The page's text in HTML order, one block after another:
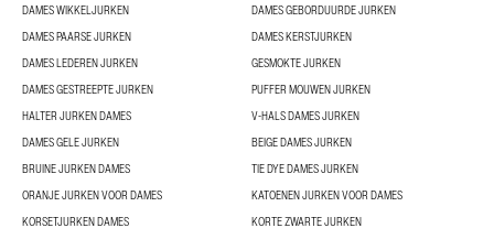
DAMES WIKKELJURKEN
DAMES GEBORDUURDE JURKEN
DAMES PAARSE JURKEN
DAMES KERSTJURKEN
DAMES LEDEREN JURKEN
GESMOKTE JURKEN
DAMES GESTREEPTE JURKEN
PUFFER MOUWEN JURKEN
HALTER JURKEN DAMES
V-HALS DAMES JURKEN
DAMES GELE JURKEN
BEIGE DAMES JURKEN
BRUINE JURKEN DAMES
TIE DYE DAMES JURKEN
ORANJE JURKEN VOOR DAMES
KATOENEN JURKEN VOOR DAMES
KORSETJURKEN DAMES
KORTE ZWARTE JURKEN